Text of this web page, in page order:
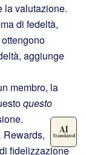
la valutazione.
di fedeltà,
aggiunge
membro, la
questo
Rewards,
fidelizzazione